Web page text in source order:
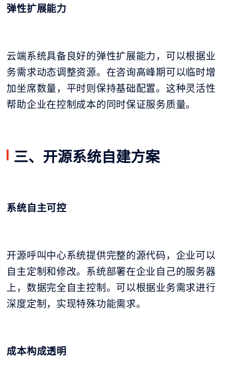
弹性扩展能力
云端系统具备良好的弹性扩展能力，可以根据业
务需求动态调整资源。在咨询高峰期可以临时增
加坐席数量，平时则保持基础配置。这种灵活性
帮助企业在控制成本的同时保证服务质量。
三、开源系统自建方案
系统自主可控
开源呼叫中心系统提供完整的源代码，企业可以
自主定制和修改。系统部署在企业自己的服务器
上，数据完全自主控制。可以根据业务需求进行
深度定制，实现特殊功能需求。
成本构成透明